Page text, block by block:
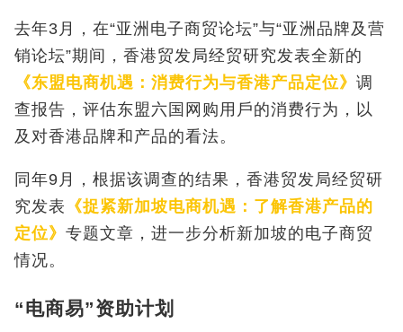
去年3 月，在“亚洲电子商贸论坛”与“亚洲品牌及营
销论坛”期间，香港贸发局经贸研究发表全新的
《东盟电商机遇：消费行为与香港产品定位》 调
查报告，评估东盟六国网购用戶的消费行为，以
及对香港品牌和产品的看法。
同年9 月，根据该调查的结果，香港贸发局经贸研
究发表 《捉紧新加坡电商机遇：了解香港产品的
定位》 专题文章，进一步分析新加坡的电子商贸
情况。
“电商易”资助计划